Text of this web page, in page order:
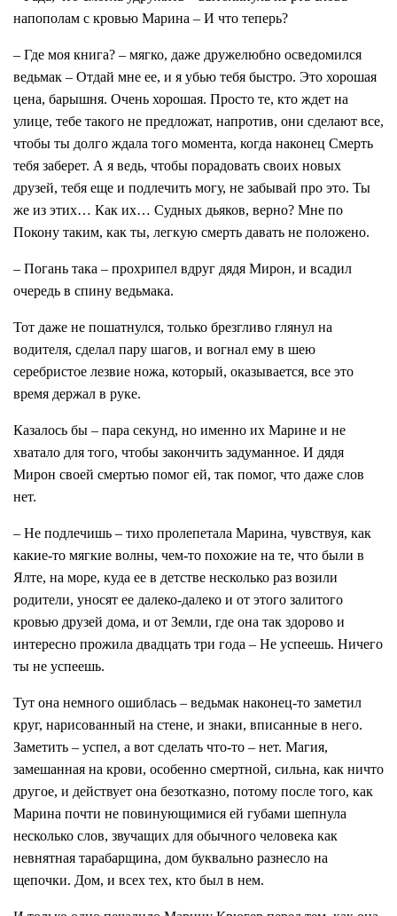
напополам с кровью Марина – И что теперь?
– Где моя книга? – мягко, даже дружелюбно осведомился
ведьмак – Отдай мне ее, и я убью тебя быстро. Это хорошая
цена, барышня. Очень хорошая. Просто те, кто ждет на
улице, тебе такого не предложат, напротив, они сделают все,
чтобы ты долго ждала того момента, когда наконец Смерть
тебя заберет. А я ведь, чтобы порадовать своих новых
друзей, тебя еще и подлечить могу, не забывай про это. Ты
же из этих… Как их… Судных дьяков, верно? Мне по
Покону таким, как ты, легкую смерть давать не положено.
– Погань така – прохрипел вдруг дядя Мирон, и всадил
очередь в спину ведьмака.
Тот даже не пошатнулся, только брезгливо глянул на
водителя, сделал пару шагов, и вогнал ему в шею
серебристое лезвие ножа, который, оказывается, все это
время держал в руке.
Казалось бы – пара секунд, но именно их Марине и не
хватало для того, чтобы закончить задуманное. И дядя
Мирон своей смертью помог ей, так помог, что даже слов
нет.
– Не подлечишь – тихо пролепетала Марина, чувствуя, как
какие-то мягкие волны, чем-то похожие на те, что были в
Ялте, на море, куда ее в детстве несколько раз возили
родители, уносят ее далеко-далеко и от этого залитого
кровью друзей дома, и от Земли, где она так здорово и
интересно прожила двадцать три года – Не успеешь. Ничего
ты не успеешь.
Тут она немного ошиблась – ведьмак наконец-то заметил
круг, нарисованный на стене, и знаки, вписанные в него.
Заметить – успел, а вот сделать что-то – нет. Магия,
замешанная на крови, особенно смертной, сильна, как ничто
другое, и действует она безотказно, потому после того, как
Марина почти не повинующимися ей губами шепнула
несколько слов, звучащих для обычного человека как
невнятная тарабарщина, дом буквально разнесло на
щепочки. Дом, и всех тех, кто был в нем.